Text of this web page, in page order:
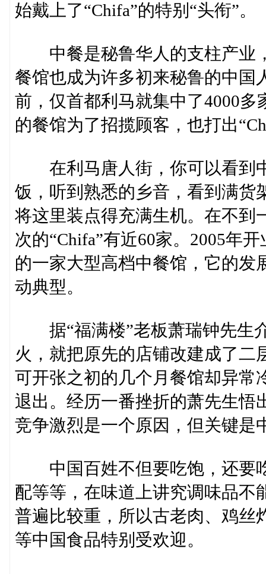
始戴上了“Chifa”的特别“头衔”。
中餐是秘鲁华人的支柱产业
餐馆也成为许多初来秘鲁的中国
前，仅首都利马就集中了4000
的餐馆为了招揽顾客，也打出
在利马唐人街，你可以看到
饭，听到熟悉的乡音，看到满货
将这里装点得充满生机。在不到
次的“Chifa”有近60家。2005年
的一家大型高档中餐馆，它的发
动典型。
据“福满楼”老板萧瑞钟先生介
火，就把原先的店铺改建成了二
可开张之初的几个月餐馆却异常
退出。经历一番挫折的萧先生悟
竞争激烈是一个原因，但关键是
中国百姓不但要吃饱，还要
配等等，在味道上讲究调味品不
普遍比较重，所以古老肉、鸡丝
等中国食品特别受欢迎。